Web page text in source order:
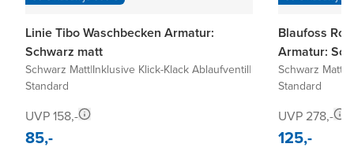
Linie Tibo Waschbecken Armatur:
Schwarz matt
Schwarz Matt|Inklusive Klick-Klack Ablaufventil|
Standard
UVP 158,-
85,-
Blaufoss
Armatur:
Schwarz Matt
Standard
UVP 278,-
125,-